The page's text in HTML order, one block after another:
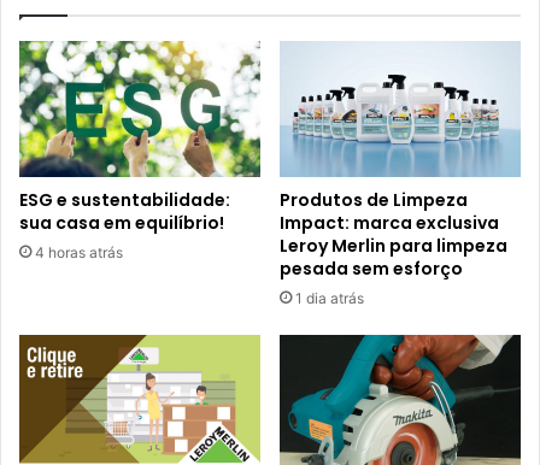
ESG e sustentabilidade:
sua casa em equilíbrio!
4 horas atrás
Produtos de Limpeza
Impact: marca exclusiva
Leroy Merlin para limpeza
pesada sem esforço
1 dia atrás